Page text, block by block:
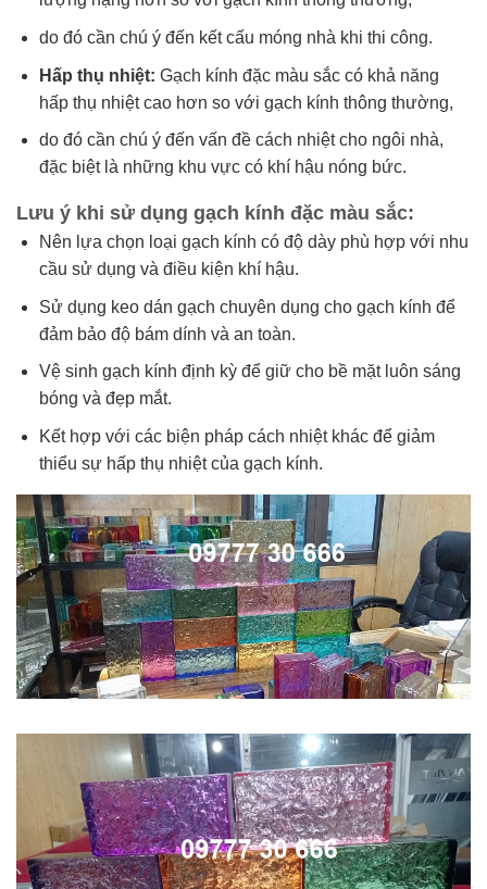
do đó cần chú ý đến kết cấu móng nhà khi thi công.
Hấp thụ nhiệt: Gạch kính đặc màu sắc có khả năng
hấp thụ nhiệt cao hơn so với gạch kính thông thường,
do đó cần chú ý đến vấn đề cách nhiệt cho ngôi nhà,
đặc biệt là những khu vực có khí hậu nóng bức.
Lưu ý khi sử dụng gạch kính đặc màu sắc:
Nên lựa chọn loại gạch kính có độ dày phù hợp với nhu
cầu sử dụng và điều kiện khí hậu.
Sử dụng keo dán gạch chuyên dụng cho gạch kính để
đảm bảo độ bám dính và an toàn.
Vệ sinh gạch kính định kỳ để giữ cho bề mặt luôn sáng
bóng và đẹp mắt.
Kết hợp với các biện pháp cách nhiệt khác để giảm
thiểu sự hấp thụ nhiệt của gạch kính.